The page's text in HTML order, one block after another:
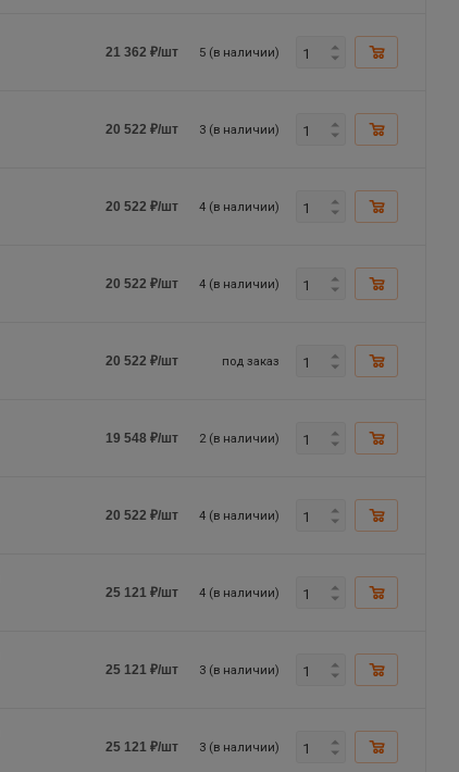
21 362 ₽/шт 5 (в наличии)
20 522 ₽/шт 3 (в наличии)
20 522 ₽/шт 4 (в наличии)
20 522 ₽/шт 4 (в наличии)
20 522 ₽/шт под заказ
19 548 ₽/шт 2 (в наличии)
20 522 ₽/шт 4 (в наличии)
25 121 ₽/шт 4 (в наличии)
25 121 ₽/шт 3 (в наличии)
25 121 ₽/шт 3 (в наличии)